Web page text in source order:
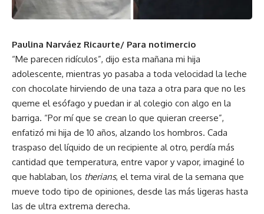
Paulina Narváez Ricaurte/ Para notimercio
“Me parecen ridículos”, dijo esta mañana mi hija
adolescente, mientras yo pasaba a toda velocidad la leche
con chocolate hirviendo de una taza a otra para que no les
queme el esófago y puedan ir al colegio con algo en la
barriga. “Por mí que se crean lo que quieran creerse”,
enfatizó mi hija de 10 años, alzando los hombros. Cada
traspaso del líquido de un recipiente al otro, perdía más
cantidad que temperatura, entre vapor y vapor, imaginé lo
que hablaban, los therians, el tema viral de la semana que
mueve todo tipo de opiniones, desde las más ligeras hasta
las de ultra extrema derecha.